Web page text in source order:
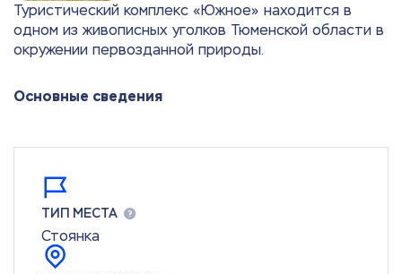
Туристический комплекс «Южное» находится в
одном из живописных уголков Тюменской области в
окружении первозданной природы.
Основные сведения
ТИП МЕСТА
Стоянка